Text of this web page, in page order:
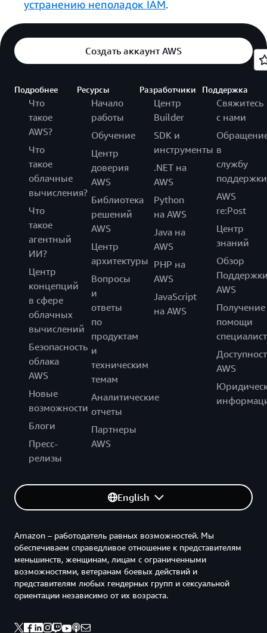
устранению неполадок IAM.
Создать аккаунт AWS
Подробнее
Что
такое
AWS?
Что
такое
облачные
вычисления?
Что
такое
агентный
ИИ?
Центр
концепций
в сфере
облачных
вычислений
Безопасность
облака
AWS
Новые
возможности
Блоги
Пресс-
релизы
Ресурсы
Начало
работы
Обучение
Центр
доверия
AWS
Библиотека
решений
AWS
Центр
архитектуры
Вопросы
и
ответы
по
продуктам
и
техническим
темам
Аналитические
отчеты
Партнеры
AWS
Разработчики
Центр
Builder
SDK и
инструменты
.NET на
AWS
Python
на AWS
Java на
AWS
PHP на
AWS
JavaScript
на AWS
Поддержка
Свяжитесь
с нами
в
службу
поддержки
AWS
re:Post
Центр
знаний
Обзор
AWS
Получение
помощи
AWS
English
Amazon – работодатель равных возможностей. Мы
обеспечиваем справедливое отношение к представителям
меньшинств, женщинам, лицам с ограниченными
возможностями, ветеранам боевых действий и
представителям любых гендерных групп и сексуальной
ориентации независимо от их возраста.